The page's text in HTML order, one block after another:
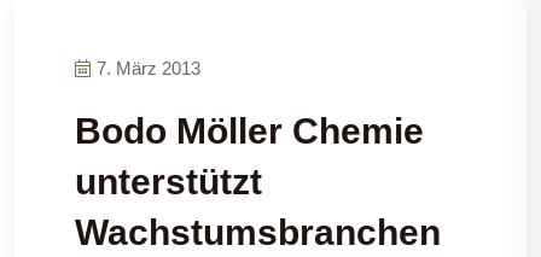
7. März 2013
Bodo Möller Chemie
unterstützt
Wachstumsbranchen